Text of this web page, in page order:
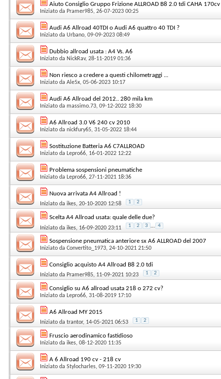
Aiuto Consiglio Gruppo Frizione ALLROAD B8 2.0 tdi CAHA 170cv
Iniziato da Pramer985, 26-07-2023 00:25
Audi A6 Allroad 40TDI o Audi A6 quattro 40 TDI ?
Iniziato da Urbano, 09-09-2023 08:49
Dubbio allroad usata : A4 Vs. A6
Iniziato da NickRav, 28-11-2019 01:36
Non riesco a credere a questi chilometraggi ...
Iniziato da Ale5x, 05-06-2023 10:17
Audi A6 Allroad del 2012.. 280 mila km
Iniziato da massimo.73, 09-12-2022 18:30
A6 Allroad 3.0 V6 240 cv 2010
Iniziato da nickfury65, 31-05-2022 18:44
Sostituzione Batteria A6 C7ALLROAD
Iniziato da Lepro66, 16-01-2022 12:22
Problema sospensioni pneumatiche
Iniziato da Lepro66, 27-11-2021 18:36
Nuova arrivata A4 Allroad !
Iniziato da ikes, 20-10-2020 12:58 1 2
Scelta A4 Allroad usata: quale delle due?
Iniziato da ikes, 16-09-2020 23:11 1 2 3 ... 4
Sospensione pneumatica anteriore sx A6 ALLROAD del 2007
Iniziato da Convertito_1973, 24-10-2021 21:50
Consiglio acquisto A4 Allroad B8 2.0 tdi
Iniziato da Pramer985, 11-09-2021 10:23 1 2
Consiglio su A6 allroad usata 218 o 272 cv?
Iniziato da Lepro66, 31-08-2019 17:10
A6 Allroad MY 2015
Iniziato da trantor, 14-05-2021 06:53 1 2
Fruscio aerodinamico fastidioso
Iniziato da ikes, 08-12-2020 11:35
A 6 Allroad 190 cv - 218 cv
Iniziato da Stylocharles, 09-11-2020 19:30